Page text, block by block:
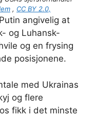
, CC BY 2.0,
angivelig at
og Luhansk-
og en frysing
posisjonene.
med Ukrainas
og flere
fikk i det minste